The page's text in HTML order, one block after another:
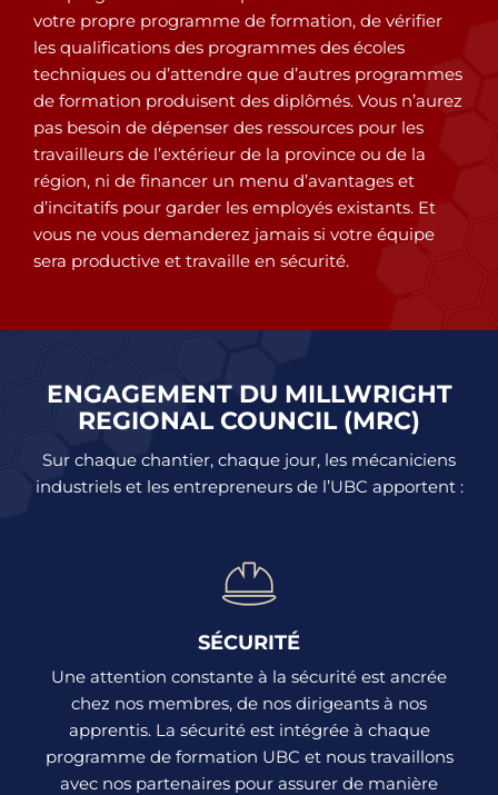
votre propre programme de formation, de vérifier
les qualifications des programmes des écoles
techniques ou d’attendre que d’autres programmes
de formation produisent des diplômés. Vous n’aurez
pas besoin de dépenser des ressources pour les
travailleurs de l’extérieur de la province ou de la
région, ni de financer un menu d’avantages et
d’incitatifs pour garder les employés existants. Et
vous ne vous demanderez jamais si votre équipe
sera productive et travaille en sécurité.
ENGAGEMENT DU MILLWRIGHT
REGIONAL COUNCIL (MRC)
Sur chaque chantier, chaque jour, les mécaniciens
industriels et les entrepreneurs de l’UBC apportent :
SÉCURITÉ
Une attention constante à la sécurité est ancrée
chez nos membres, de nos dirigeants à nos
apprentis. La sécurité est intégrée à chaque
programme de formation UBC et nous travaillons
avec nos partenaires pour assurer de manière